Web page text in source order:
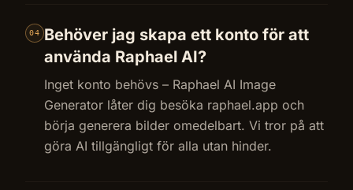
04
Behöver jag skapa ett konto för att
använda Raphael AI?
Inget konto behövs – Raphael AI Image
Generator låter dig besöka raphael.app och
börja generera bilder omedelbart. Vi tror på att
göra AI tillgängligt för alla utan hinder.